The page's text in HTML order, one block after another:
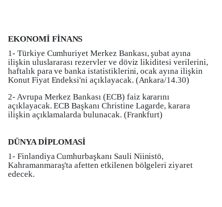
EKONOMİ FİNANS
1- Türkiye Cumhuriyet Merkez Bankası, şubat ayına
ilişkin uluslararası rezervler ve döviz likiditesi verilerini,
haftalık para ve banka istatistiklerini, ocak ayına ilişkin
Konut Fiyat Endeksi'ni açıklayacak. (Ankara/14.30)
2- Avrupa Merkez Bankası (ECB) faiz kararını
açıklayacak. ECB Başkanı Christine Lagarde, karara
ilişkin açıklamalarda bulunacak. (Frankfurt)
DÜNYA DİPLOMASİ
1- Finlandiya Cumhurbaşkanı Sauli Niinistö,
Kahramanmaraş'ta afetten etkilenen bölgeleri ziyaret
edecek.